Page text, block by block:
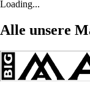
Loading...
Alle unsere